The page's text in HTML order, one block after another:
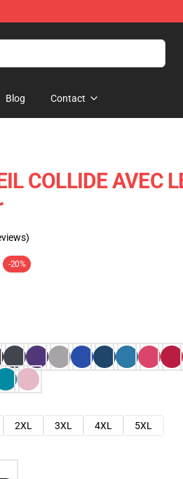
Blog Contact
COLLIDE AVEC
-20%
2XL 3XL 4XL
5XL